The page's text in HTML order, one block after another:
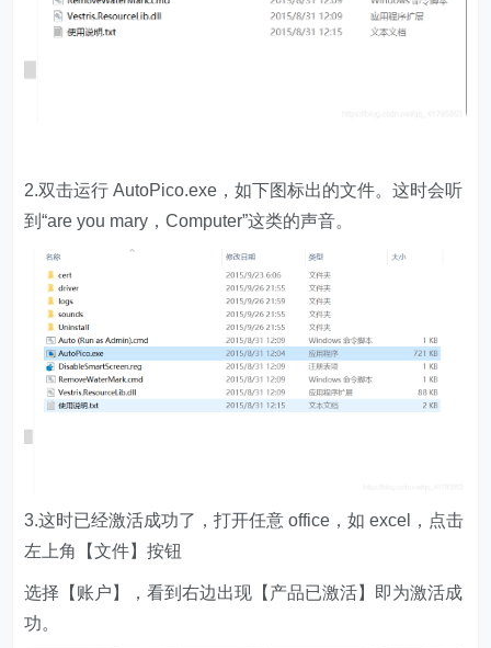
2.双击运行 AutoPico.exe，如下图标出的文件。这时会听
到“are you mary，Computer”这类的声音。
3.这时已经激活成功了，打开任意 office，如 excel，点击
左上角【文件】按钮
选择【账户】，看到右边出现【产品已激活】即为激活成
功。